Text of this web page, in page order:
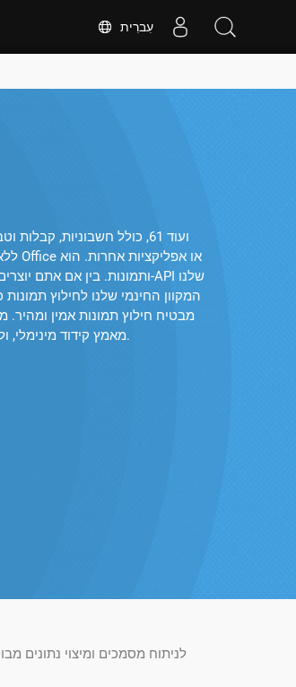
עִברִית
מאמץ קידוד מינימלי, ולהרחיב אותו מפרויקטים קטנים ליישומים ברמת ארגון. הגמישות שלו הופכת אותו לאידיאלי עבור פתרונות פיננסיים, משפטיים וניהול תוכן.